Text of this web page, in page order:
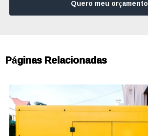
Quero meu orçamento
Páginas Relacionadas